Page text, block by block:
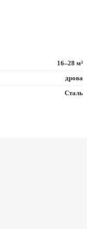
16–28 м³
дрова
Сталь